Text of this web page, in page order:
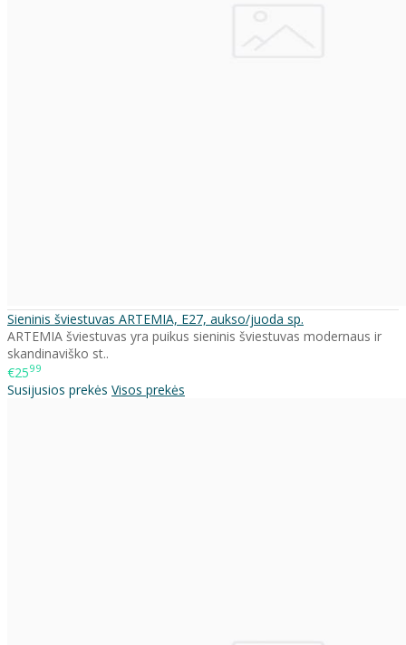
Sieninis šviestuvas ARTEMIA, E27, aukso/juoda sp.
ARTEMIA šviestuvas yra puikus sieninis šviestuvas modernaus ir
skandinaviško st..
€2599
Susijusios prekės Visos prekės